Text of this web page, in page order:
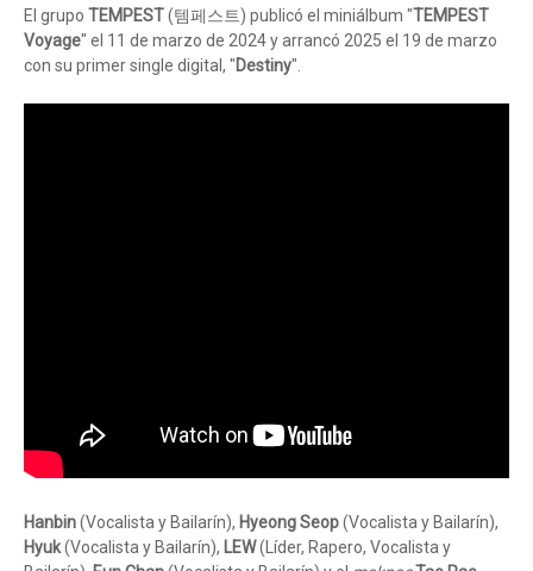
El grupo TEMPEST(템페스트) publicó el miniálbum "TEMPEST
Voyage" el 11 de marzo de 2024 y arrancó 2025 el 19 de marzo
con su primer single digital, "Destiny".
Hanbin(Vocalista y Bailarín), Hyeong Seop(Vocalista y Bailarín),
Hyuk(Vocalista y Bailarín), LEW(Líder, Rapero, Vocalista y